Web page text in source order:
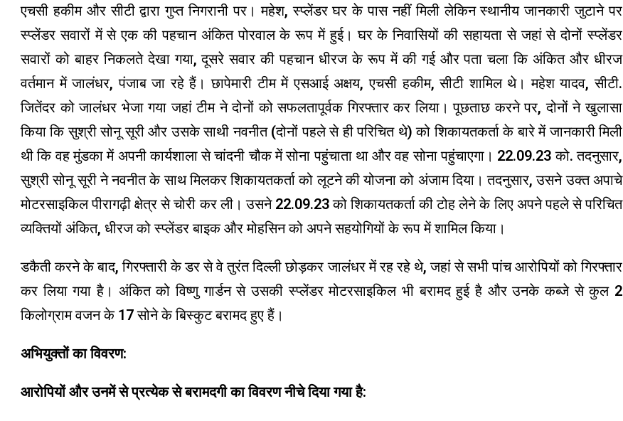
एचसी हकीम और सीटी द्वारा गुप्त निगरानी पर। महेश, स्प्लेंडर घर के पास नहीं मिली लेकिन स्थानीय जानकारी जुटाने पर
स्प्लेंडर सवारों में से एक की पहचान अंकित पोरवाल के रूप में हुई। घर के निवासियों की सहायता से जहां से दोनों स्प्लेंडर
सवारों को बाहर निकलते देखा गया, दूसरे सवार की पहचान धीरज के रूप में की गई और पता चला कि अंकित और धीरज
वर्तमान में जालंधर, पंजाब जा रहे हैं। छापेमारी टीम में एसआई अक्षय, एचसी हकीम, सीटी शामिल थे। महेश यादव, सीटी.
जितेंदर को जालंधर भेजा गया जहां टीम ने दोनों को सफलतापूर्वक गिरफ्तार कर लिया। पूछताछ करने पर, दोनों ने खुलासा
किया कि सुश्री सोनू सूरी और उसके साथी नवनीत (दोनों पहले से ही परिचित थे) को शिकायतकर्ता के बारे में जानकारी मिली
थी कि वह मुंडका में अपनी कार्यशाला से चांदनी चौक में सोना पहुंचाता था और वह सोना पहुंचाएगा। 22.09.23 को. तदनुसार,
सुश्री सोनू सूरी ने नवनीत के साथ मिलकर शिकायतकर्ता को लूटने की योजना को अंजाम दिया। तदनुसार, उसने उक्त अपाचे
मोटरसाइकिल पीरागढ़ी क्षेत्र से चोरी कर ली। उसने 22.09.23 को शिकायतकर्ता की टोह लेने के लिए अपने पहले से परिचित
व्यक्तियों अंकित, धीरज को स्प्लेंडर बाइक और मोहसिन को अपने सहयोगियों के रूप में शामिल किया।
डकैती करने के बाद, गिरफ्तारी के डर से वे तुरंत दिल्ली छोड़कर जालंधर में रह रहे थे, जहां से सभी पांच आरोपियों को गिरफ्तार
कर लिया गया है। अंकित को विष्णु गार्डन से उसकी स्प्लेंडर मोटरसाइकिल भी बरामद हुई है और उनके कब्जे से कुल 2
किलोग्राम वजन के 17 सोने के बिस्कुट बरामद हुए हैं।
अभियुक्तों का विवरण:
आरोपियों और उनमें से प्रत्येक से बरामदगी का विवरण नीचे दिया गया है: